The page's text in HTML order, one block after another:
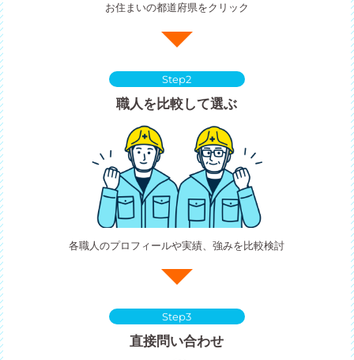
お住まいの都道府県をクリック
Step2
職人を比較して選ぶ
各職人のプロフィールや実績、強みを比較検討
Step3
直接問い合わせ